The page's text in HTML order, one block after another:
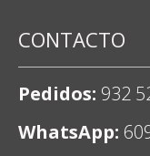
CONTACTO
Pedidos: 932
WhatsApp: